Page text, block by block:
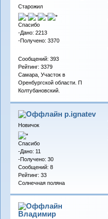
Старожил
Спасибо
-Дано: 2213
-Получено: 3370
Сообщений: 393
Рейтинг: 3379
Самара, Участок в
Оренбургской области. П
Колтубановский.
p.ignatev
Новичок
Спасибо
-Дано: 11
-Получено: 30
Сообщений: 8
Рейтинг: 33
Солнечная поляна
Владимиp